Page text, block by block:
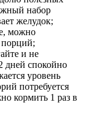
набор
желудок;
можно
порций;
и не
дней спокойно
уровень
потребуется
кормить 1 раз в